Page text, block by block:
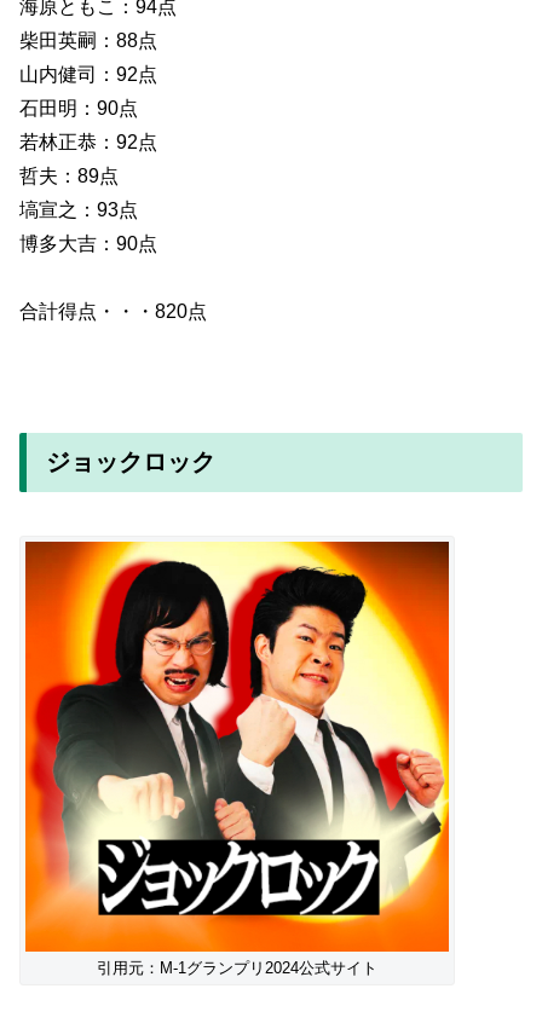
海原ともこ：94点
柴田英嗣：88点
山内健司：92点
石田明：90点
若林正恭：92点
哲夫：89点
塙宣之：93点
博多大吉：90点
合計得点・・・820点
ジョックロック
引用元：M-1グランプリ2024公式サイト